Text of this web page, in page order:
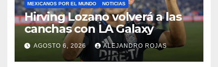
MEXICANOS POR EL MUNDO NOTICIAS
Hirving Lozano volverá a las
canchas con LA Galaxy
AGOSTO 6, 2026 ALEJANDRO ROJAS